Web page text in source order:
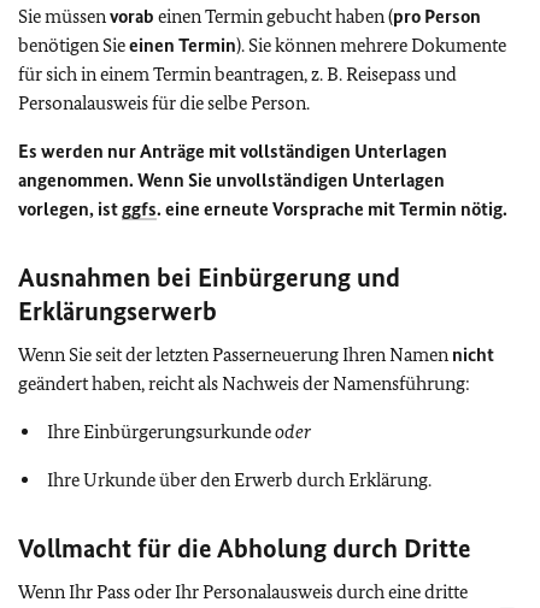
Sie müssenvorab einen Termin gebucht haben (pro Person
benötigen Sieeinen Termin). Sie können mehrere Dokumente
für sich in einem Termin beantragen, z. B. Reisepass und
Personalausweis für die selbe Person.
Es werden nur Anträge mit vollständigen Unterlagen
angenommen. Wenn Sie unvollständigen Unterlagen
vorlegen, istggfs. eine erneute Vorsprache mit Termin nötig.
Ausnahmen bei Einbürgerung und
Erklärungserwerb
Wenn Sie seit der letzten Passerneuerung Ihren Namen nicht
geändert haben, reicht als Nachweis der Namensführung:
Ihre Einbürgerungsurkundeoder
Ihre Urkunde über den Erwerb durch Erklärung.
Vollmacht für die Abholung durch Dritte
Wenn Ihr Pass oder Ihr Personalausweis durch eine dritte